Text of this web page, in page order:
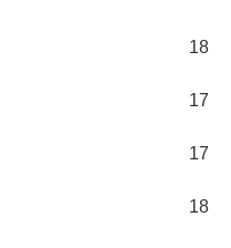
18
17
17
18